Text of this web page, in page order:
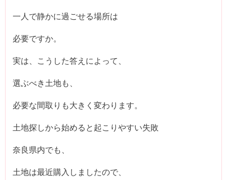
一人で静かに過ごせる場所は
必要ですか。
実は、こうした答えによって、
選ぶべき土地も、
必要な間取りも大きく変わります。
土地探しから始めると起こりやすい失敗
奈良県内でも、
土地は最近購入しましたので、